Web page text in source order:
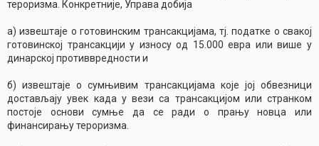
тероризма. Конкретније, Управа добија
а) извештаје о готовинским трансакцијама, тј. податке о свакој
готовинској трансакцији у износу од 15.000 евра или више у
динарској противвредности и
б) извештаје о сумњивим трансакцијама које јој обвезници
достављају увек када у вези са трансакцијом или странком
постоје основи сумње да се ради о прању новца или
финансирању тероризма.